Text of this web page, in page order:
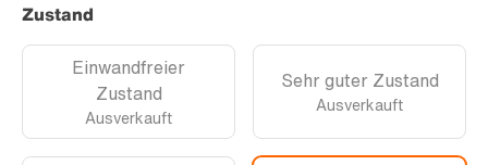
Zustand
Einwandfreier
Zustand
Ausverkauft
Sehr guter Zustand
Ausverkauft